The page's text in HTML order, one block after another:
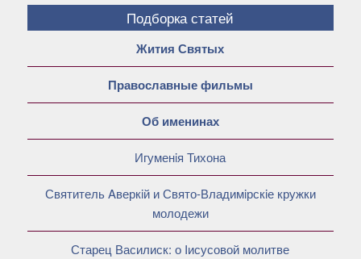
Подборка статей
Жития Святых
Православные фильмы
Об именинах
Игуменiя Тихона
Святитель Aверкiй и Свято-Владимiрскiе кружки
молодежи
Старец Василиск: о Iисусовой молитве